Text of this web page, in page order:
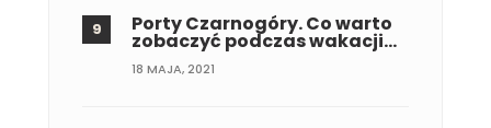
Porty Czarnogóry. Co warto
zobaczyć podczas wakacji…
18 MAJA, 2021